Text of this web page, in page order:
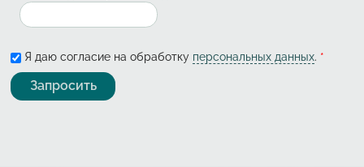
Я даю согласие на обработку персональных данных. *